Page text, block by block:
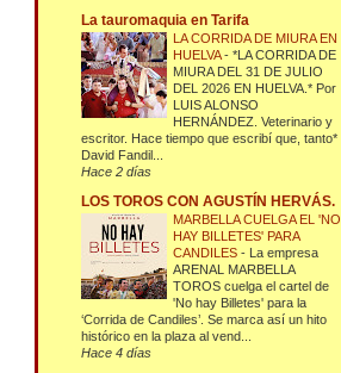
La tauromaquia en Tarifa
LA CORRIDA DE MIURA EN
HUELVA-*LA CORRIDA DE
MIURA DEL 31 DE JULIO
DEL 2026 EN HUELVA.* Por
LUIS ALONSO
HERNÁNDEZ. Veterinario y
escritor. Hace tiempo que escribí que, tanto*
David Fandil...
Hace 2 días
LOS TOROS CON AGUSTÍN HERVÁS.
MARBELLA CUELGA EL 'NO
HAY BILLETES' PARA
CANDILES- La empresa
ARENAL MARBELLA
TOROS cuelga el cartel de
'No hay Billetes' para la
‘Corrida de Candiles’. Se marca así un hito
histórico en la plaza al vend...
Hace 4 días